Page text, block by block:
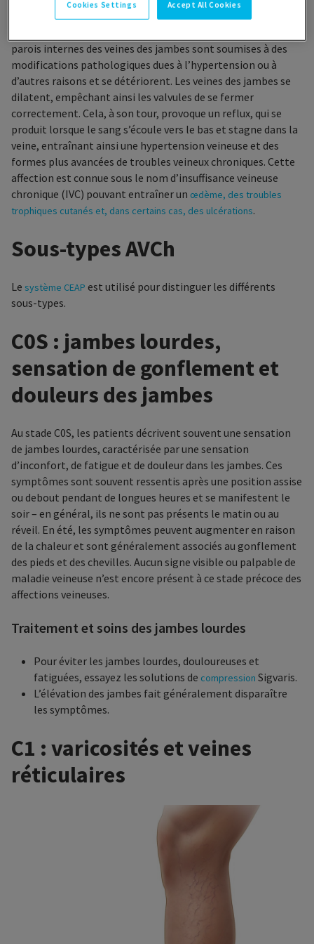
parois internes des veines des jambes sont soumises à des
modifications pathologiques dues à l’hypertension ou à
d’autres raisons et se détériorent. Les veines des jambes se
dilatent, empêchant ainsi les valvules de se fermer
correctement. Cela, à son tour, provoque un reflux, qui se
produit lorsque le sang s’écoule vers le bas et stagne dans la
veine, entraînant ainsi une hypertension veineuse et des
formes plus avancées de troubles veineux chroniques. Cette
affection est connue sous le nom d’insuffisance veineuse
chronique (IVC) pouvant entraîner un œdème, des troubles
trophiques cutanés et, dans certains cas, des ulcérations.
Sous-types AVCh
Le système CEAP est utilisé pour distinguer les différents
sous-types.
C0S : jambes lourdes,
sensation de gonflement et
douleurs des jambes
Au stade C0S, les patients décrivent souvent une sensation
de jambes lourdes, caractérisée par une sensation
d’inconfort, de fatigue et de douleur dans les jambes. Ces
symptômes sont souvent ressentis après une position assise
ou debout pendant de longues heures et se manifestent le
soir – en général, ils ne sont pas présents le matin ou au
réveil. En été, les symptômes peuvent augmenter en raison
de la chaleur et sont généralement associés au gonflement
des pieds et des chevilles. Aucun signe visible ou palpable de
maladie veineuse n’est encore présent à ce stade précoce des
affections veineuses.
Traitement et soins des jambes lourdes
Pour éviter les jambes lourdes, douloureuses et
fatiguées, essayez les solutions de compression Sigvaris.
L’élévation des jambes fait généralement disparaître
les symptômes.
C1 : varicosités et veines
réticulaires
Cookies Settings Accept All Cookies